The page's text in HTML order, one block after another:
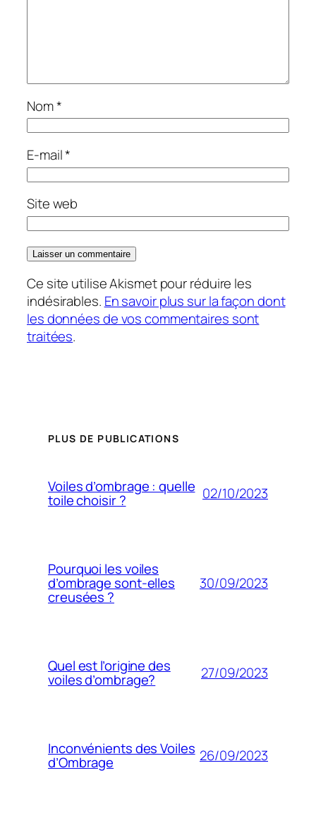
Nom*
E-mail*
Site web
Ce site utilise Akismet pour réduire les
indésirables. En savoir plus sur la façon dont
les données de vos commentaires sont
traitées.
PLUS DE PUBLICATIONS
Voiles d’ombrage : quelle
toile choisir ? 02/10/2023
Pourquoi les voiles
d’ombrage sont-elles
creusées ?
30/09/2023
Quel est l’origine des
voiles d’ombrage? 27/09/2023
Inconvénients des Voiles
d’Ombrage 26/09/2023